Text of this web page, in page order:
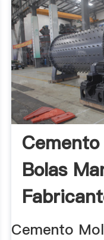
Bolas
Cemento